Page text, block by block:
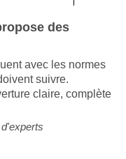
des
avec les normes
suivre.
claire, complète